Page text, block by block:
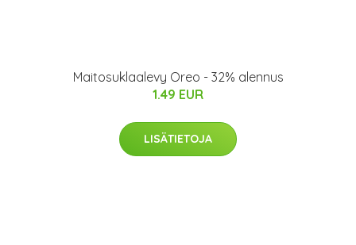
Maitosuklaalevy Oreo - 32% alennus
1.49 EUR
LISÄTIETOJA